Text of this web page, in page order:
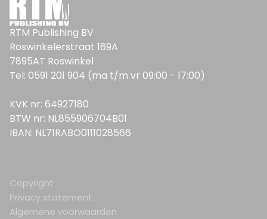
RTM Publishing BV
Roswinkelerstraat 169A
7895AT Roswinkel
Tel: 0591 201 904 (ma t/m vr 09:00 - 17:00)
KVK nr: 64927180
BTW nr: NL855906704B01
IBAN: NL71RABO0111028566
Copyright
Privacy statement
Algemene voorwaarden